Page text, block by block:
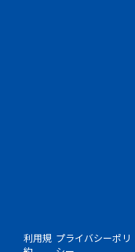
利用規 プライバシーポリ